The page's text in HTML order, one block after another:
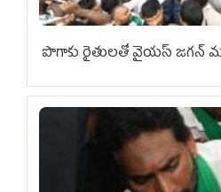
పొగాకు రైతుల‌తో వైయ‌స్ జ‌గ‌న్